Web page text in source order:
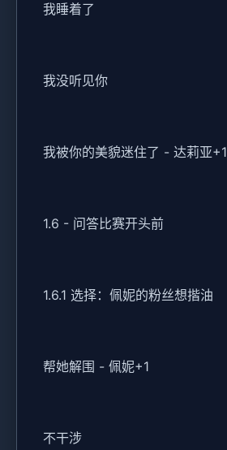
我睡着了
我没听见你
我被你的美貌迷住了 - 达莉亚+1
1.6 - 问答比赛开头前
1.6.1 选择：佩妮的粉丝想揩油
帮她解围 - 佩妮+1
不干涉